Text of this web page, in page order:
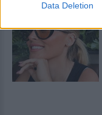
Data Deletion